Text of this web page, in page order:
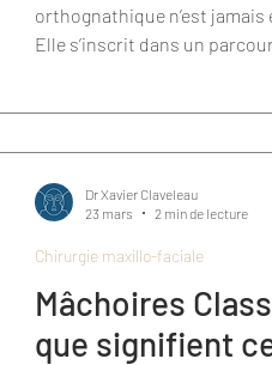
orthognathique n’est jamais
Elle s’inscrit dans un
Mâchoires
que signifient
Chirurgie maxillo-faciale
Dr Xavier Claveleau
23 mars
2 min de lecture